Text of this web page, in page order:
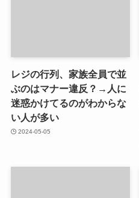
レジの行列、家族全員で並
ぶのはマナー違反？→人に
迷惑かけてるのがわからな
い人が多い
2024-05-05